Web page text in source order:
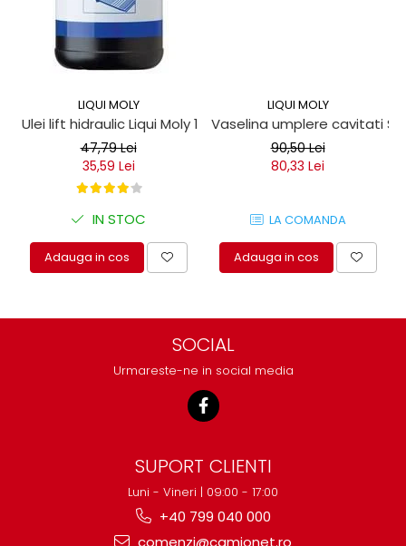
LIQUI MOLY
Ulei lift hidraulic Liqui Moly 1 litru
47,79 Lei
35,59 Lei
IN STOC
Adauga in cos
LIQUI MOLY
Vaselina umplere cavitati
90,50 Lei
80,33 Lei
LA COMANDA
Adauga in cos
SOCIAL
Urmareste-ne in social media
SUPORT CLIENTI
Luni - Vineri | 09:00 - 17:00
+40 799 040 000
comenzi@camionet.ro